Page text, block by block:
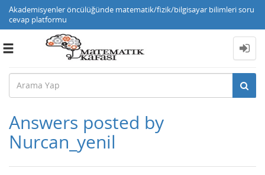
Akademisyenler öncülüğünde matematik/fizik/bilgisayar bilimleri soru
cevap platformu
Toggle
Answers posted by
Nurcan_yenil